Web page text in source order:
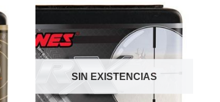
SIN EXISTENCIAS